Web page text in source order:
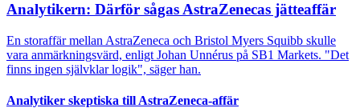
Analytikern: Därför sågas AstraZenecas jätteaffär
En storaffär mellan AstraZeneca och Bristol Myers Squibb skulle
vara anmärkningsvärd, enligt Johan Unnérus på SB1 Markets. "Det
finns ingen självklar logik", säger han.
Analytiker skeptiska till AstraZeneca-affär